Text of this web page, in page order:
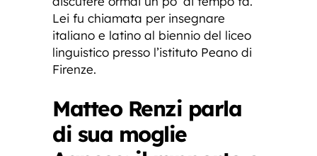
Lei fu chiamata per insegnare
italiano e latino al biennio del liceo
linguistico presso l’istituto Peano di
Firenze.
Matteo Renzi parla
di sua moglie